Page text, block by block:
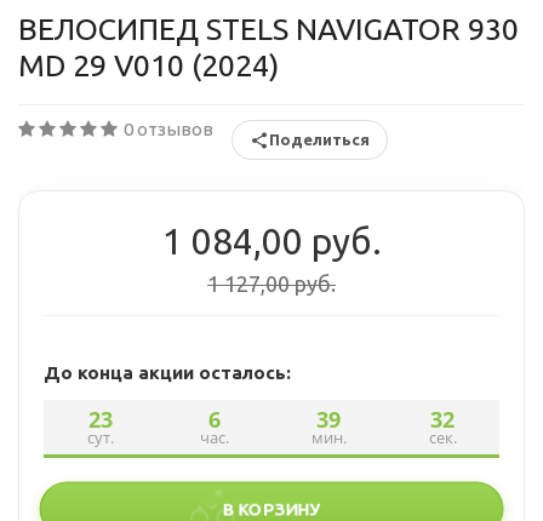
ВЕЛОСИПЕД STELS NAVIGATOR 930
MD 29 V010 (2024)
0 отзывов Поделиться
1 084,00 руб.
1 127,00 руб.
До конца акции осталось:
23
сут.
6
час.
39
мин.
32
сек.
В КОРЗИНУ